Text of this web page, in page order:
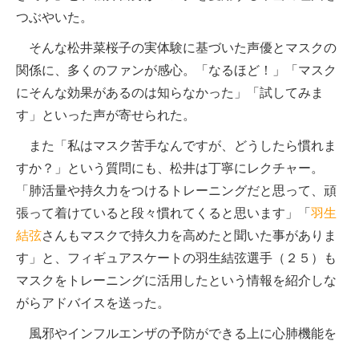
つぶやいた。
そんな松井菜桜子の実体験に基づいた声優とマスクの
関係に、多くのファンが感心。「なるほど！」「マスク
にそんな効果があるのは知らなかった」「試してみま
す」といった声が寄せられた。
また「私はマスク苦手なんですが、どうしたら慣れま
すか？」という質問にも、松井は丁寧にレクチャー。
「肺活量や持久力をつけるトレーニングだと思って、頑
張って着けていると段々慣れてくると思います」「 羽生
結弦さんもマスクで持久力を高めたと聞いた事がありま
す」と、フィギュアスケートの羽生結弦選手（２５）も
マスクをトレーニングに活用したという情報を紹介しな
がらアドバイスを送った。
風邪やインフルエンザの予防ができる上に心肺機能を